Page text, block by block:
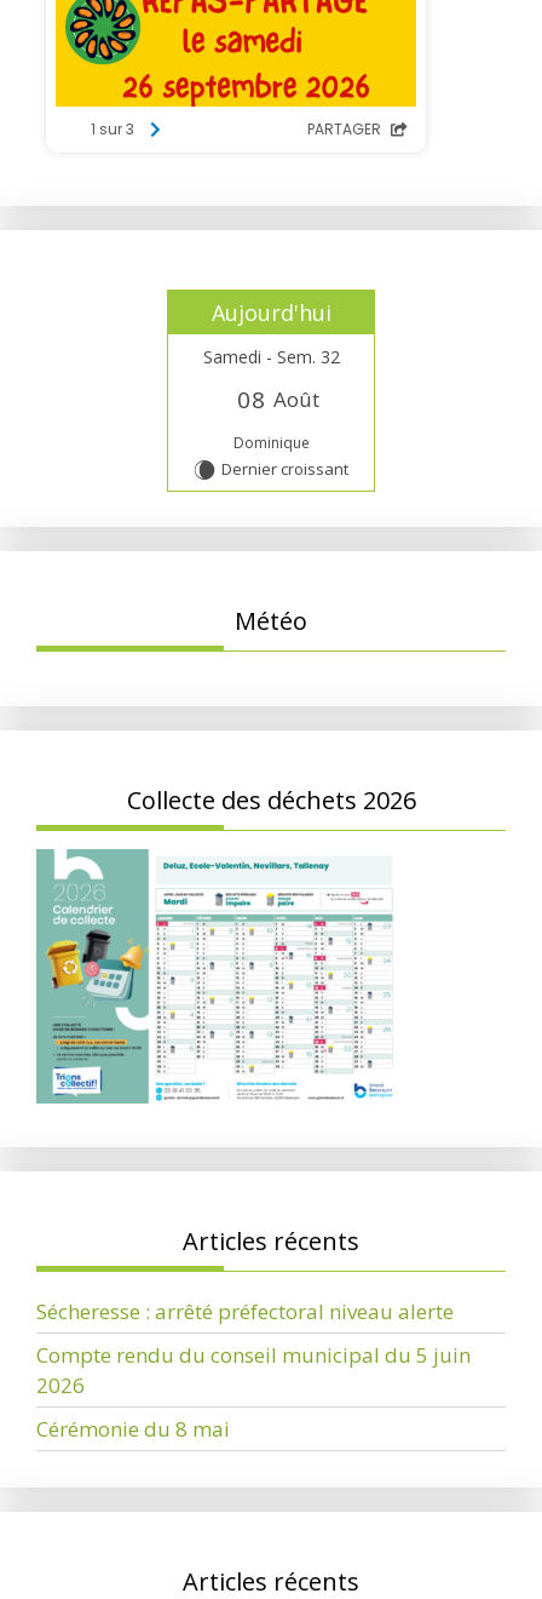
Aujourd'hui
Samedi - Sem. 32
08 Août
Dominique
W Dernier croissant
Météo
Collecte des déchets 2026
Articles récents
Sécheresse : arrêté préfectoral niveau alerte
Compte rendu du conseil municipal du 5 juin
2026
Cérémonie du 8 mai
Articles récents